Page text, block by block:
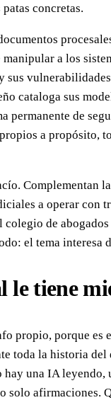
concretas.
a los
sus
cataloga sus
permanente de
a propósito,
Complementan
a operar con
de
el tema interesa
tiene
propio, porque es
toda la historia
una IA leyendo,
solo afirmaciones.